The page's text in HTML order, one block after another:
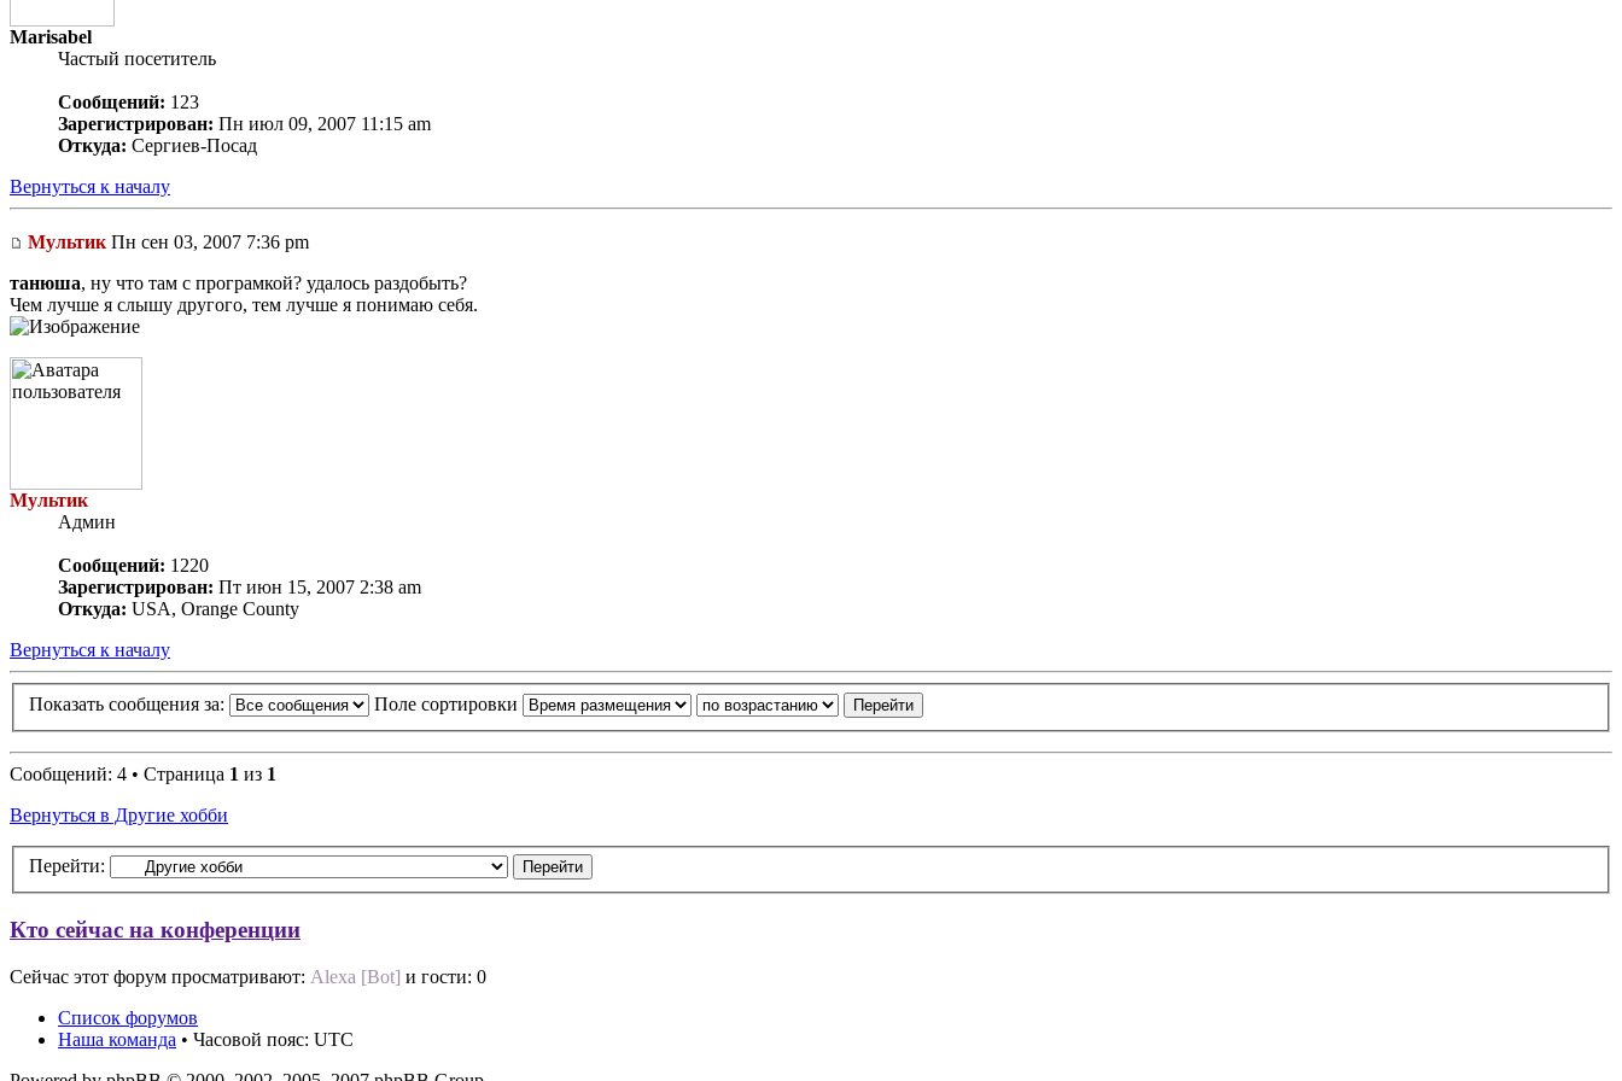
Marisabel
Частый посетитель
Сообщений: 123
Зарегистрирован: Пн июл 09, 2007 11:15 am
Откуда: Сергиев-Посад
Вернуться к началу
Мультик Пн сен 03, 2007 7:36 pm
танюша, ну что там с програмкой? удалось раздобыть?
Чем лучше я слышу другого, тем лучше я понимаю себя.
Мультик
Админ
Сообщений: 1220
Зарегистрирован: Пт июн 15, 2007 2:38 am
Откуда: USA, Orange County
Вернуться к началу
Показать сообщения за: Поле сортировки
Сообщений: 4 • Страница 1 из 1
Вернуться в Другие хобби
Перейти:
Кто сейчас на конференции
Сейчас этот форум просматривают: Alexa [Bot] и гости: 0
Список форумов
Наша команда • Часовой пояс: UTC